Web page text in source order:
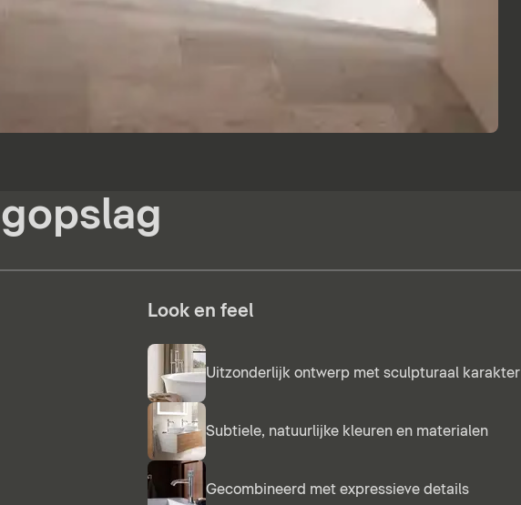
Look en feel
Uitzonderlijk ontwerp met sculpturaal karakter
Subtiele, natuurlijke kleuren en materialen
Gecombineerd met expressieve details